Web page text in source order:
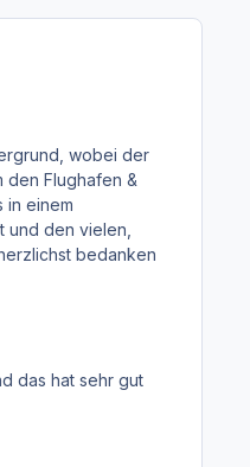
wobei der
den Flughafen &
in einem
und den vielen,
bedanken
das hat sehr gut